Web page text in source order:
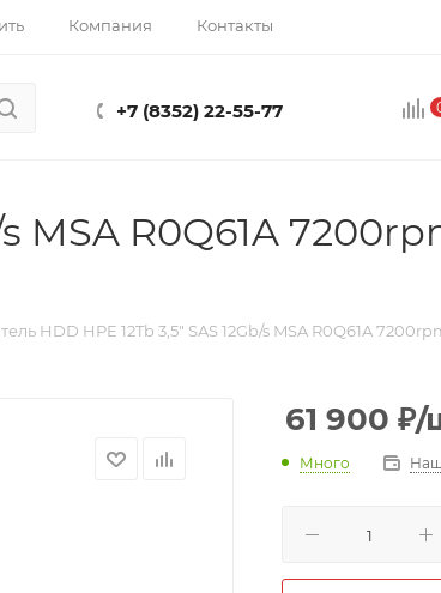
Компания Контакты
+7 (8352) 22-55-77
MSA R0Q61A
HDD HPE 12Tb 3,5" SAS 12Gb/s MSA R0Q61A
61 900 ₽/
Много